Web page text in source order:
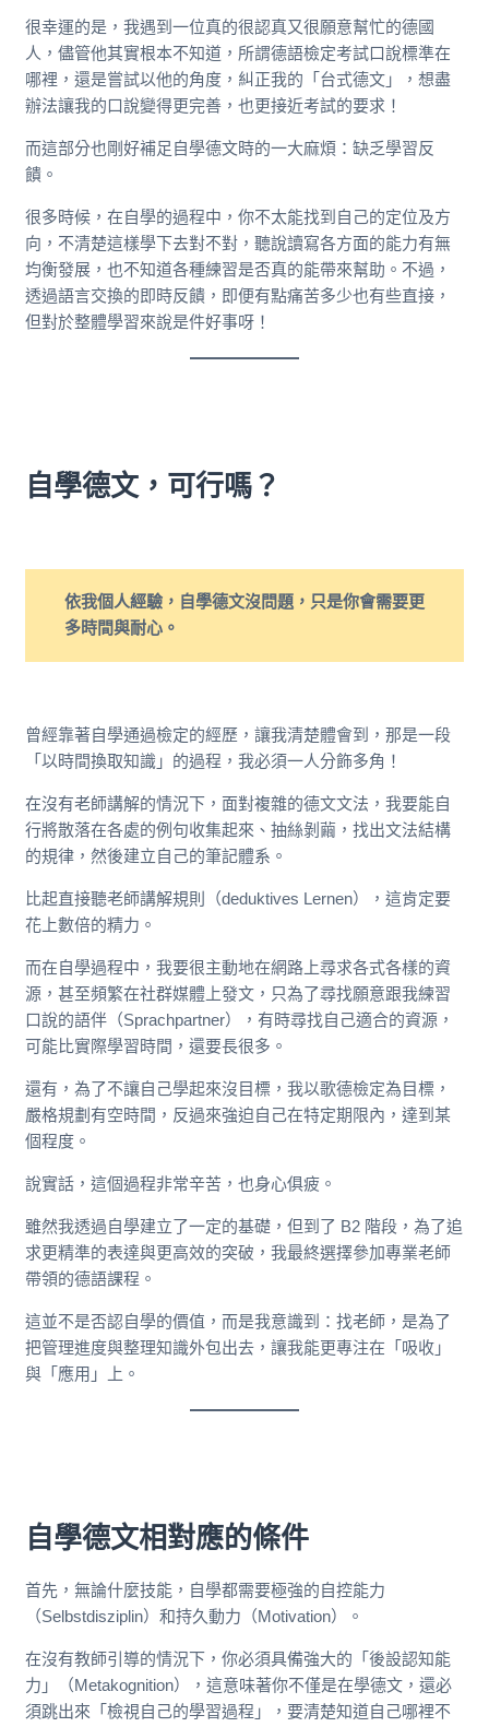
很幸運的是，我遇到一位真的很認真又很願意幫忙的德國
人，儘管他其實根本不知道，所謂德語檢定考試口說標準在
哪裡，還是嘗試以他的角度，糾正我的「台式德文」，想盡
辦法讓我的口說變得更完善，也更接近考試的要求！
而這部分也剛好補足自學德文時的一大麻煩：缺乏學習反
饋。
很多時候，在自學的過程中，你不太能找到自己的定位及方
向，不清楚這樣學下去對不對，聽說讀寫各方面的能力有無
均衡發展，也不知道各種練習是否真的能帶來幫助。不過，
透過語言交換的即時反饋，即便有點痛苦多少也有些直接，
但對於整體學習來說是件好事呀！
自學德文，可行嗎？
依我個人經驗，自學德文沒問題，只是你會需要更
多時間與耐心。
曾經靠著自學通過檢定的經歷，讓我清楚體會到，那是一段
「以時間換取知識」的過程，我必須一人分飾多角！
在沒有老師講解的情況下，面對複雜的德文文法，我要能自
行將散落在各處的例句收集起來、抽絲剝繭，找出文法結構
的規律，然後建立自己的筆記體系。
比起直接聽老師講解規則（deduktives Lernen），這肯定要
花上數倍的精力。
而在自學過程中，我要很主動地在網路上尋求各式各樣的資
源，甚至頻繁在社群媒體上發文，只為了尋找願意跟我練習
口說的語伴（Sprachpartner），有時尋找自己適合的資源，
可能比實際學習時間，還要長很多。
還有，為了不讓自己學起來沒目標，我以歌德檢定為目標，
嚴格規劃有空時間，反過來強迫自己在特定期限內，達到某
個程度。
說實話，這個過程非常辛苦，也身心俱疲。
雖然我透過自學建立了一定的基礎，但到了 B2 階段，為了追
求更精準的表達與更高效的突破，我最終選擇參加專業老師
帶領的德語課程。
這並不是否認自學的價值，而是我意識到：找老師，是為了
把管理進度與整理知識外包出去，讓我能更專注在「吸收」
與「應用」上。
自學德文相對應的條件
首先，無論什麼技能，自學都需要極強的自控能力
（Selbstdisziplin）和持久動力（Motivation）。
在沒有教師引導的情況下，你必須具備強大的「後設認知能
力」（Metakognition），這意味著你不僅是在學德文，還必
須跳出來「檢視自己的學習過程」，要清楚知道自己哪裡不